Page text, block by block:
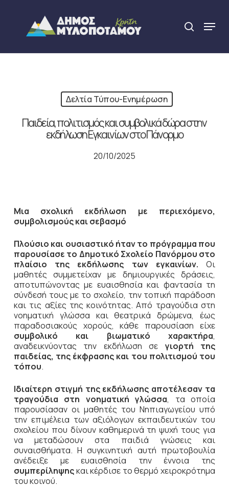
content
search
Menu
Δελτία Τύπου-Ενημέρωση
Παιδεία, πολιτισμός και συμβολικά δώρα στην
εκδήλωση Εγκαινίων στο Πάνορμο
20/10/2025
Μια σχολική εκδήλωση με περιεχόμενο,
συμβολισμούς και σεβασμό
Πλούσιο και ουσιαστικό ήταν το πρόγραμμα που
παρουσίασε το Δημοτικό Σχολείο Πανόρμου στο
πλαίσιο της εκδήλωσης των εγκαινίων. Οι
μαθητές συμμετείχαν με δημιουργικές δράσεις,
αποτυπώνοντας με ευαισθησία και φαντασία τη
σύνδεσή τους με το σχολείο, την τοπική παράδοση
και τις αξίες της κοινότητας. Από τραγούδια στη
νοηματική γλώσσα και θεατρικά δρώμενα, έως
παραδοσιακούς χορούς, κάθε παρουσίαση είχε
συμβολικό και βιωματικό χαρακτήρα,
αναδεικνύοντας την εκδήλωση σε γιορτή της
παιδείας, της έκφρασης και του πολιτισμού του
τόπου.
Ιδιαίτερη στιγμή της εκδήλωσης αποτέλεσαν τα
τραγούδια στη νοηματική γλώσσα, τα οποία
παρουσίασαν οι μαθητές του Νηπιαγωγείου υπό
την επιμέλεια των αξιόλογων εκπαιδευτικών του
σχολείου που δίνουν καθημερινά τη ψυχή τους για
να μεταδώσουν στα παιδιά γνώσεις και
συναισθήματα. Η συγκινητική αυτή πρωτοβουλία
ανέδειξε με ευαισθησία την έννοια της
συμπερίληψηςκαι κέρδισε το θερμό χειροκρότημα
του κοινού.
Close